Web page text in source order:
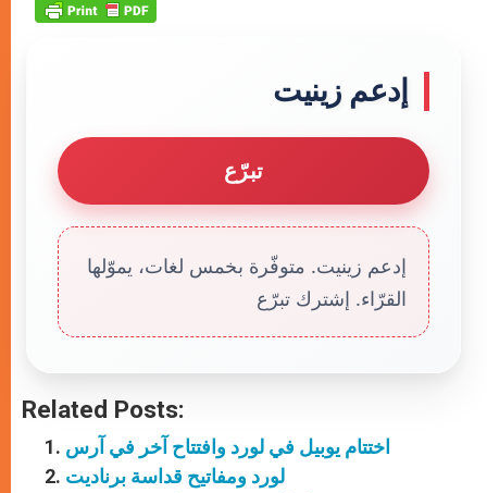
إدعم زينيت
تبرّع
إدعم زينيت. متوفّرة بخمس لغات، يموّلها
القرّاء. إشترك تبرّع
Related Posts:
اختتام يوبيل في لورد وافتتاح آخر في آرس
لورد ومفاتيح قداسة برناديت